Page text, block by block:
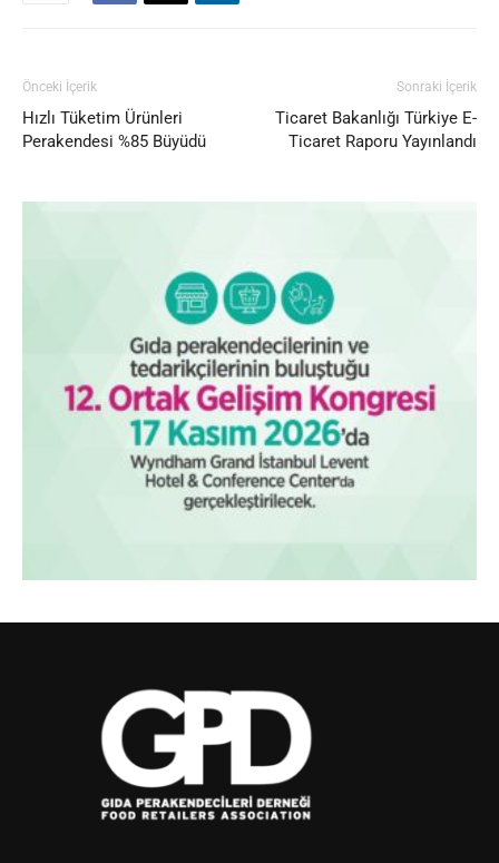
Önceki İçerik
Hızlı Tüketim Ürünleri
Perakendesi %85 Büyüdü
Sonraki İçerik
Ticaret Bakanlığı Türkiye E-
Ticaret Raporu Yayınlandı